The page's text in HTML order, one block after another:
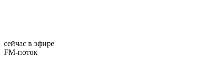
сейчас в эфире
FM-поток